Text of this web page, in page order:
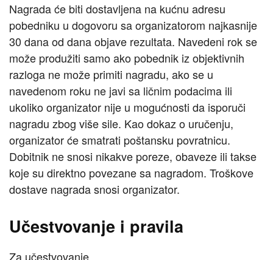
Nagrada će biti dostavljena na kućnu adresu
pobedniku u dogovoru sa organizatorom najkasnije
30 dana od dana objave rezultata. Navedeni rok se
može produžiti samo ako pobednik iz objektivnih
razloga ne može primiti nagradu, ako se u
navedenom roku ne javi sa ličnim podacima ili
ukoliko organizator nije u mogućnosti da isporuči
nagradu zbog više sile. Kao dokaz o uručenju,
organizator će smatrati poštansku povratnicu.
Dobitnik ne snosi nikakve poreze, obaveze ili takse
koje su direktno povezane sa nagradom. Troškove
dostave nagrada snosi organizator.
Učestvovanje i pravila
Za učestvovanje